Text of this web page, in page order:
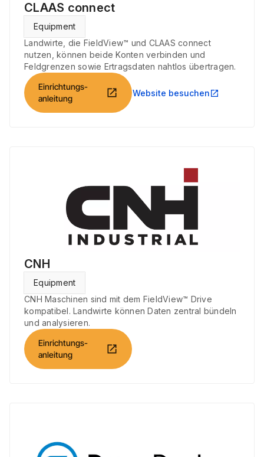
CLAAS connect
Equipment
Landwirte, die FieldView™ und CLAAS connect
nutzen, können beide Konten verbinden und
Feldgrenzen sowie Ertragsdaten nahtlos übertragen.
Einrichtungs-
anleitung
open_in_new Website besuchen open_in_new
CNH
Equipment
CNH Maschinen sind mit dem FieldView™ Drive
kompatibel. Landwirte können Daten zentral bündeln
und analysieren.
Einrichtungs-
anleitung
open_in_new